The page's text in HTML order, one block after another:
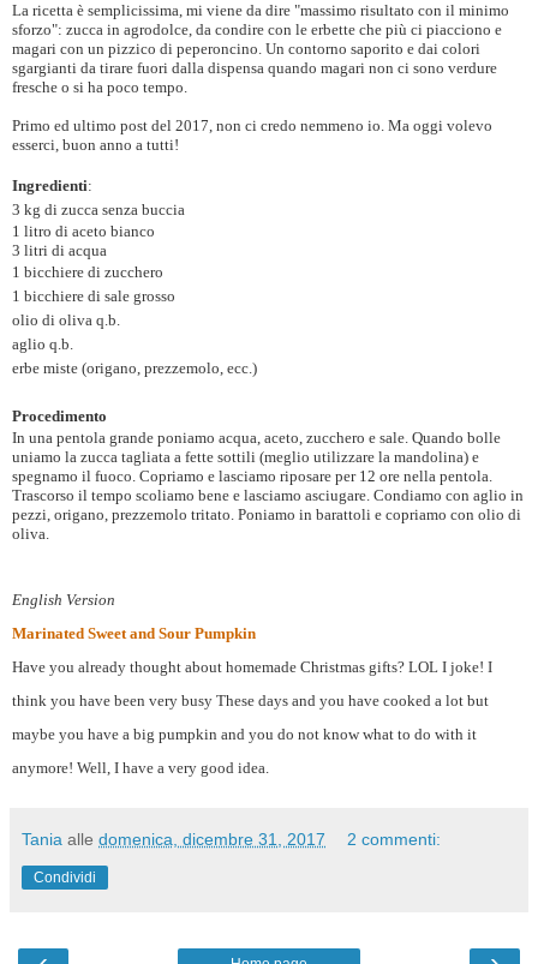
La ricetta è semplicissima, mi viene da dire "massimo risultato con il minimo
sforzo": zucca in agrodolce, da condire con le erbette che più ci piacciono e
magari con un pizzico di peperoncino. Un contorno saporito e dai colori
sgargianti da tirare fuori dalla dispensa quando magari non ci sono verdure
fresche o si ha poco tempo.
Primo ed ultimo post del 2017, non ci credo nemmeno io. Ma oggi volevo
esserci, buon anno a tutti!
Ingredienti:
3 kg di zucca senza buccia
1 litro di aceto bianco
3 litri di acqua
1 bicchiere di zucchero
1 bicchiere di sale grosso
olio di oliva q.b.
aglio q.b.
erbe miste (origano, prezzemolo, ecc.)
Procedimento
In una pentola grande poniamo acqua, aceto, zucchero e sale. Quando bolle
uniamo la zucca tagliata a fette sottili (meglio utilizzare la mandolina) e
spegnamo il fuoco. Copriamo e lasciamo riposare per 12 ore nella pentola.
Trascorso il tempo scoliamo bene e lasciamo asciugare. Condiamo con aglio in
pezzi, origano, prezzemolo tritato. Poniamo in barattoli e copriamo con olio di
oliva.
English Version
Marinated Sweet and Sour Pumpkin
Have you already thought about homemade Christmas gifts? LOL I joke! I
think you have been very busy These days and you have cooked a lot but
maybe you have a big pumpkin and you do not know what to do with it
anymore! Well, I have a very good idea.
Tania alle domenica, dicembre 31, 2017 2 commenti:
Condividi